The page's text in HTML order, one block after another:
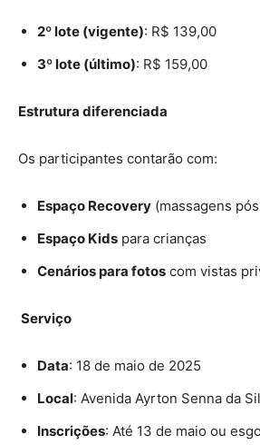
2º lote (vigente): R$ 139,00
3º lote (último): R$ 159,00
Estrutura diferenciada
Os participantes contarão com:
Espaço Recovery (massagens
Espaço Kids para crianças
Cenários para fotos com vistas
Serviço
Data: 18 de maio de 2025
Local: Avenida Ayrton Senna da
Inscrições: Até 13 de maio ou